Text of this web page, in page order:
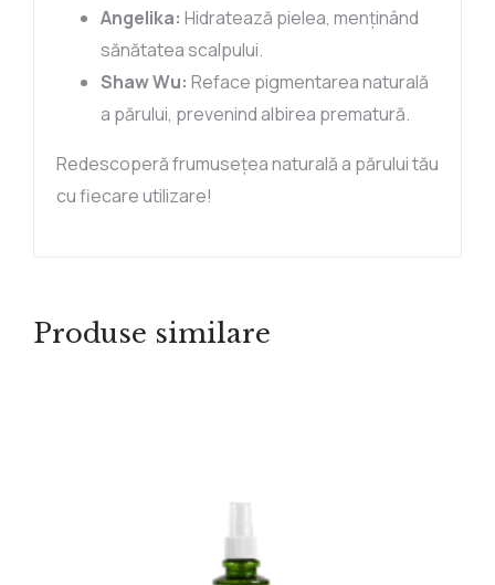
Angelika: Hidratează pielea, menținând
sănătatea scalpului.
Shaw Wu: Reface pigmentarea naturală
a părului, prevenind albirea prematură.
Redescoperă frumusețea naturală a părului tău
cu fiecare utilizare!
Produse similare